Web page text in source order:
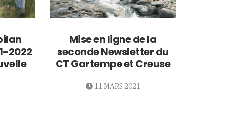
2022
Mise en ligne de la
seconde Newsletter du
CT Gartempe et Creuse
11 MARS 2021